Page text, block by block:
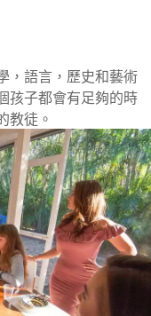
，語言，歷史和藝術
孩子都會有足夠的時
教徒。